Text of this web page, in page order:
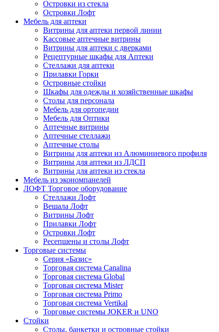
Островки из стекла
Островки Лофт
Мебель для аптеки
Витрины для аптеки первой линии
Кассовые аптечные витрины
Витрины для аптеки с дверками
Рецептурные шкафы для Аптеки
Стеллажи для аптеки
Прилавки Горки
Островные стойки
Шкафы для одежды и хозяйственные шкафы
Столы для персонала
Мебель для ортопедии
Мебель для Оптики
Аптечные витрины
Аптечные стеллажи
Аптечные столы
Витрины для аптеки из Алюминиевого профиля
Витрины для аптеки из ЛДСП
Витрины для аптеки из стекла
Мебель из экономпанелей
ЛОФТ Торговое оборудование
Стеллажи Лофт
Вешала Лофт
Витрины Лофт
Прилавки Лофт
Островки Лофт
Ресепшены и столы Лофт
Торговые системы
Серия «Базис»
Торговая система Canalina
Торговая система Global
Торговая система Mister
Торговая система Primo
Торговая система Vertikal
Торговые системы JOKER и UNO
Стойки
Столы, банкетки и островные стойки